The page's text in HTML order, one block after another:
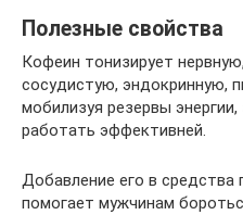
Полезные свойства
Кофеин тонизирует
сосудистую, эндокринную,
мобилизуя резервы
работать эффективней.
Добавление его в средства
помогает мужчинам